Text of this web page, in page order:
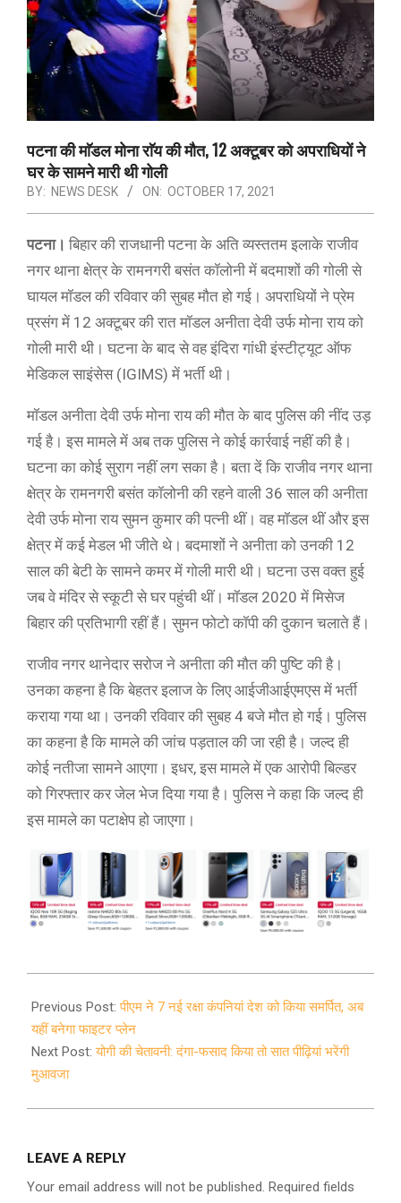
पटना की माॅडल मोना राॅय की मौत, 12 अक्टूबर को अपराधियों ने
घर के सामने मारी थी गोली
BY: NEWS DESK ON: OCTOBER 17, 2021
पटना। बिहार की राजधानी पटना के अति व्यस्ततम इलाके राजीव
नगर थाना क्षेत्र के रामनगरी बसंत कॉलोनी में बदमाशों की गोली से
घायल मॉडल की रविवार की सुबह मौत हो गई। अपराधियों ने प्रेम
प्रसंग में 12 अक्टूबर की रात मॉडल अनीता देवी उर्फ मोना राय को
गोली मारी थी। घटना के बाद से वह इंदिरा गांधी इंस्टीट्यूट ऑफ
मेडिकल साइंसेस (IGIMS) में भर्ती थी।
मॉडल अनीता देवी उर्फ मोना राय की मौत के बाद पुलिस की नींद उड़
गई है। इस मामले में अब तक पुलिस ने कोई कार्रवाई नहीं की है।
घटना का कोई सुराग नहीं लग सका है। बता दें कि राजीव नगर थाना
क्षेत्र के रामनगरी बसंत कॉलोनी की रहने वाली 36 साल की अनीता
देवी उर्फ मोना राय सुमन कुमार की पत्नी थीं। वह मॉडल थीं और इस
क्षेत्र में कई मेडल भी जीते थे। बदमाशों ने अनीता को उनकी 12
साल की बेटी के सामने कमर में गोली मारी थी। घटना उस वक्त हुई
जब वे मंदिर से स्कूटी से घर पहुंची थीं। मॉडल 2020 में मिसेज
बिहार की प्रतिभागी रहीं हैं। सुमन फोटो कॉपी की दुकान चलाते हैं।
राजीव नगर थानेदार सरोज ने अनीता की मौत की पुष्टि की है।
उनका कहना है कि बेहतर इलाज के लिए आईजीआईएमएस में भर्ती
कराया गया था। उनकी रविवार की सुबह 4 बजे मौत हो गई। पुलिस
का कहना है कि मामले की जांच पड़ताल की जा रही है। जल्द ही
कोई नतीजा सामने आएगा। इधर, इस मामले में एक आरोपी बिल्डर
को गिरफ्तार कर जेल भेज दिया गया है। पुलिस ने कहा कि जल्द ही
इस मामले का पटाक्षेप हो जाएगा।
10-
17
Previous Post:पीएम ने 7 नई रक्षा कंपनियां देश को किया समर्पित, अब
यहीं बनेगा फाइटर प्लेन
Next Post:योगी की चेतावनी: दंगा-फसाद किया तो सात पीढ़ियां भरेंगी
मुआवजा
LEAVE A REPLY
Your email address will not be published. Required fields